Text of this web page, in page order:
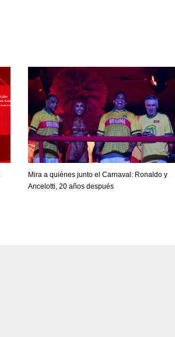
Mira a quiénes junto el Carnaval: Ronaldo y
Ancelotti, 20 años después